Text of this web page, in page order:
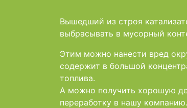
Вышедший из строя
выбрасывать в мусорный
Этим можно нанести вред
содержит в большой
топлива.
А можно получить хорошую
переработку в нашу компанию.